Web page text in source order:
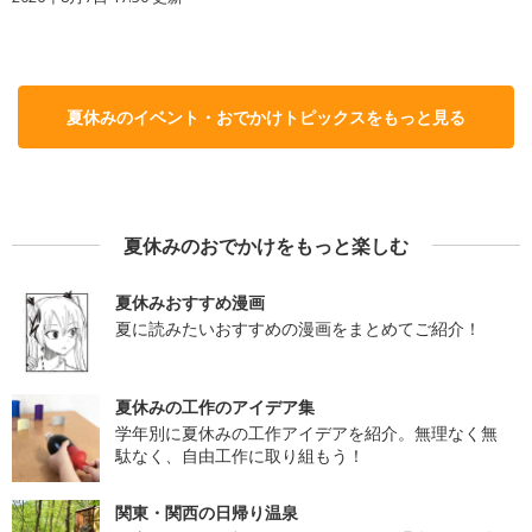
夏休みのイベント・おでかけトピックスをもっと見る
夏休みのおでかけをもっと楽しむ
夏休みおすすめ漫画
夏に読みたいおすすめの漫画をまとめてご紹介！
夏休みの工作のアイデア集
学年別に夏休みの工作アイデアを紹介。無理なく無
駄なく、自由工作に取り組もう！
関東・関西の日帰り温泉